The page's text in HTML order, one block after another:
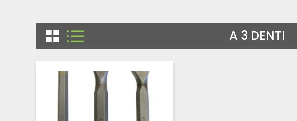
A 3 DENTI